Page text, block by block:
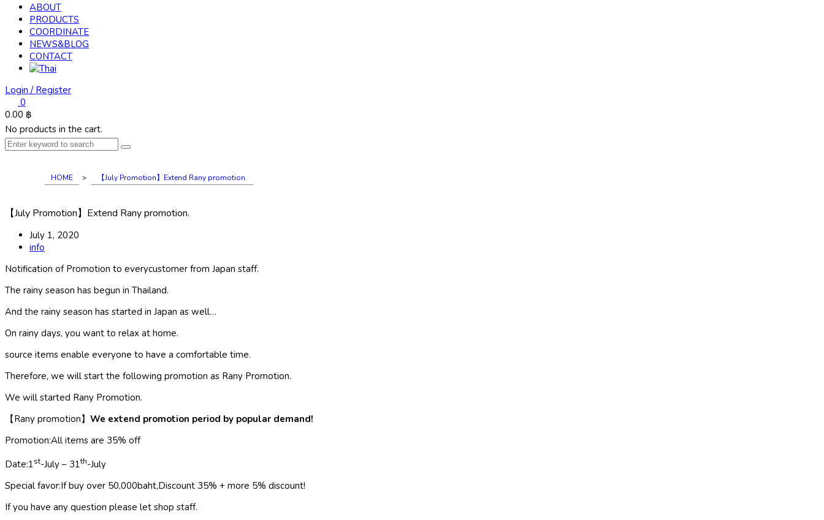
ABOUT
PRODUCTS
COORDINATE
NEWS&BLOG
CONTACT
Login / Register
0
0.00 ฿
No products in the cart.
HOME > 【July Promotion】Extend Rany promotion.
【July Promotion】Extend Rany promotion.
July 1, 2020
info
Notification of Promotion to everycustomer from Japan staff.
The rainy season has begun in Thailand.
And the rainy season has started in Japan as well…
On rainy days, you want to relax at home.
source items enable everyone to have a comfortable time.
Therefore, we will start the following promotion as Rany Promotion.
We will started Rany Promotion.
【Rany promotion】 We extend promotion period by popular demand!
Promotion:All items are 35% off
Date:1st-July – 31th-July
Special favor:If buy over 50,000baht,Discount 35% + more 5% discount!
If you have any question please let shop staff.